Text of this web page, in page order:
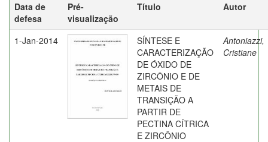
Data de
defesa
Pré-
visualização
Título Autor
1-Jan-2014
SÍNTESE E
CARACTERIZAÇÃO
DE ÓXIDO DE
ZIRCÔNIO E DE
METAIS DE
TRANSIÇÃO A
PARTIR DE
PECTINA CÍTRICA
E ZIRCÔNIO
Antoniazzi,
Cristiane